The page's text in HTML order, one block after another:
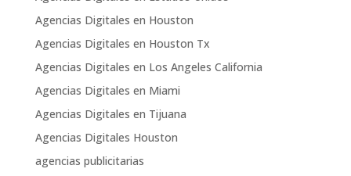
Agencias Digitales en Houston
Agencias Digitales en Houston Tx
Agencias Digitales en Los Angeles California
Agencias Digitales en Miami
Agencias Digitales en Tijuana
Agencias Digitales Houston
agencias publicitarias